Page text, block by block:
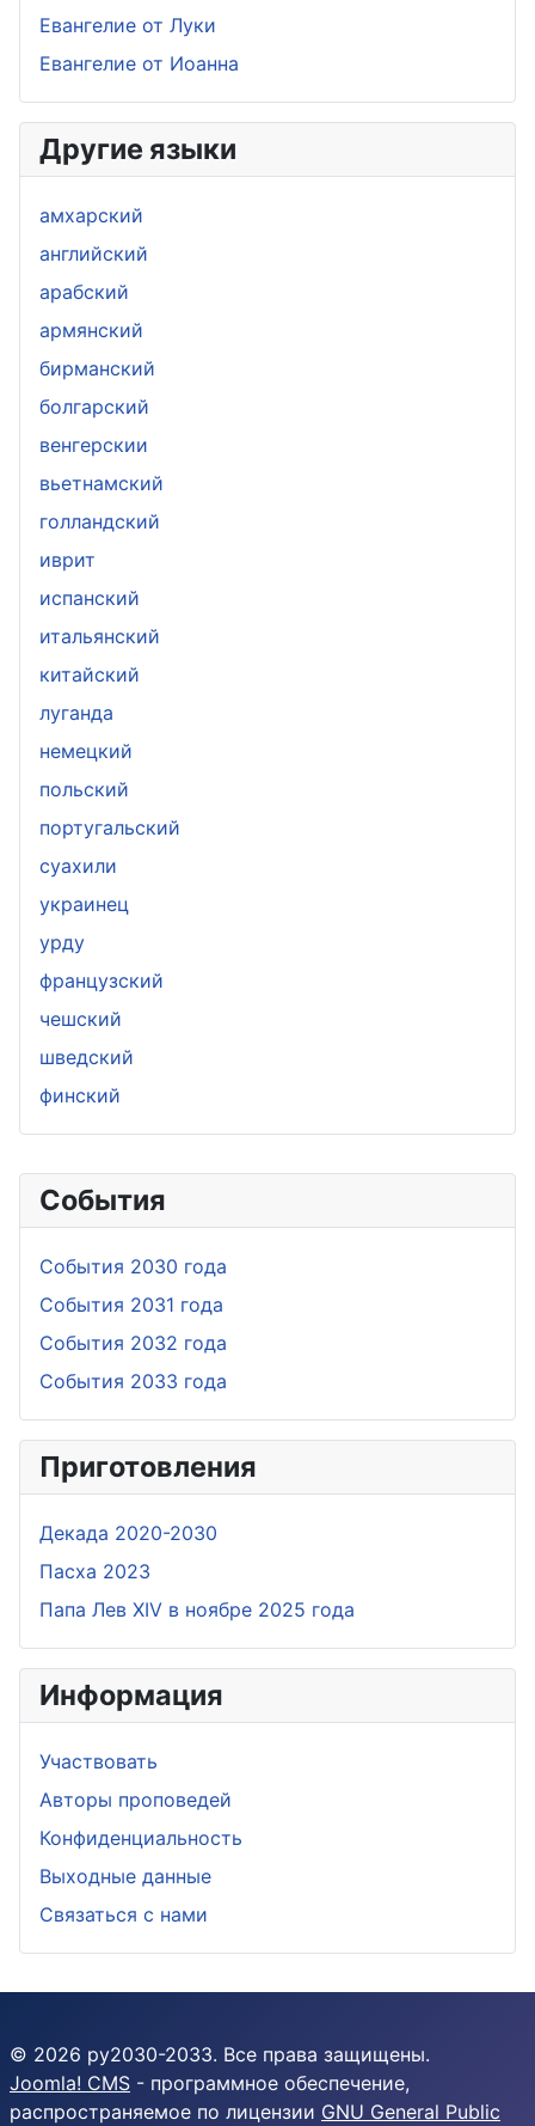
События
События 2030 года
События 2031 года
События 2032 года
События 2033 года
Приготовления
Дeкада 2020-2030
Пасха 2023
Папа Лев XIV в ноябре 2025 года
Информация
Участвовать
Aвторы проповедей
Конфиденциальность
Выходные данные
Связаться с нами
Евангелие от Луки
Евангелие от Иоанна
Другие языки
амхарский
aнглийский
арабский
армянский
бирманский
болгарский
венгерскии
вьетнамский
голландский
иврит
испанский
итальянский
китайский
луганда
немецкий
польский
португальский
суахили
украинец
урду
французский
чешский
шведский
финский
© 2026 py2030-2033. Все права защищены.
Joomla! CMS - программное обеспечение,
распространяемое по лицензии GNU General Public